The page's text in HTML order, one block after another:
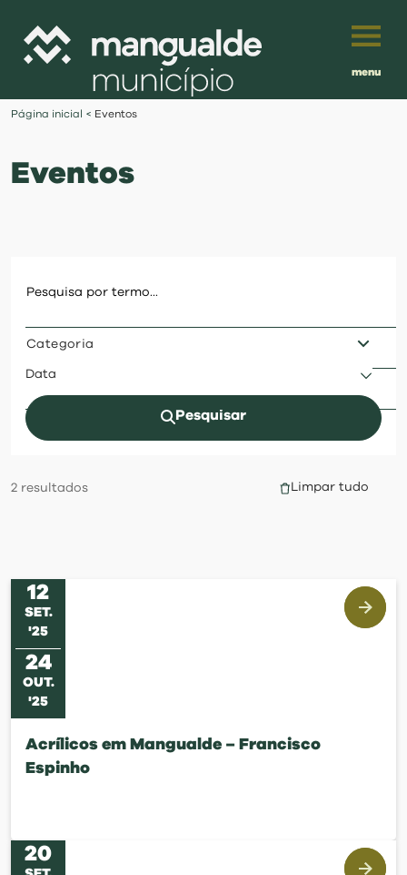
menu
investir
balcão digital
visit
Português
Página inicial < Eventos
Eventos
Categoria
Data
Pesquisar
2 resultados Limpar tudo
12
SET.
'25
24
OUT.
'25
Acrílicos em Mangualde – Francisco
Espinho
20